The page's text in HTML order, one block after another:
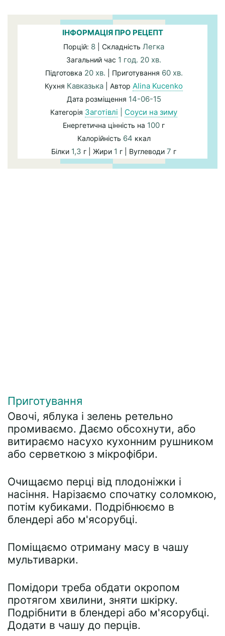
ІНФОРМАЦІЯ ПРО РЕЦЕПТ
Порцій: 8 | Складність Легка
Загальний час 1 год. 20 хв.
Підготовка 20 хв. | Приготування 60 хв.
Кухня Кавказька | Автор Alina Kucenko
Дата розміщення 14-06-15
Категорія Заготівлі Соуси на зиму
Енергетична цінність на 100 г
Калорійність 64 ккал
Білки 1,3 г | Жири 1 г | Вуглеводи 7 г
Приготування
Овочі, яблука і зелень ретельно
промиваємо. Даємо обсохнути, або
витираємо насухо кухонним рушником
або серветкою з мікрофібри.
Очищаємо перці від плодоніжки і
насіння. Нарізаємо спочатку соломкою,
потім кубиками. Подрібнюємо в
блендері або м'ясорубці.
Поміщаємо отриману масу в чашу
мультиварки.
Помідори треба обдати окропом
протягом хвилини, зняти шкірку.
Подрібнити в блендері або м'ясорубці.
Додати в чашу до перців.